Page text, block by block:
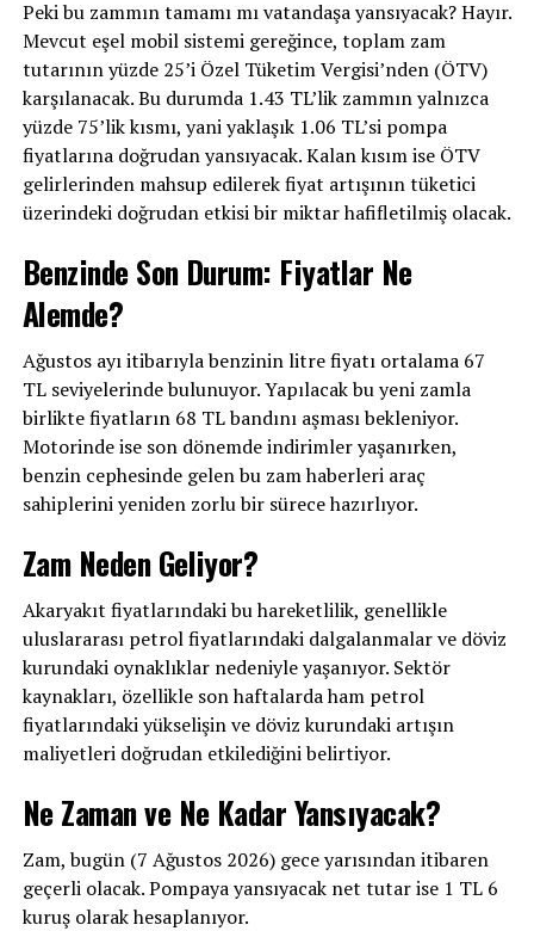
Peki bu zammın tamamı mı vatandaşa yansıyacak? Hayır.
Mevcut eşel mobil sistemi gereğince, toplam zam
tutarının yüzde 25’i Özel Tüketim Vergisi’nden (ÖTV)
karşılanacak. Bu durumda 1.43 TL’lik zammın yalnızca
yüzde 75’lik kısmı, yani yaklaşık 1.06 TL’si pompa
fiyatlarına doğrudan yansıyacak. Kalan kısım ise ÖTV
gelirlerinden mahsup edilerek fiyat artışının tüketici
üzerindeki doğrudan etkisi bir miktar hafifletilmiş olacak.
Benzinde Son Durum: Fiyatlar Ne
Alemde?
Ağustos ayı itibarıyla benzinin litre fiyatı ortalama 67
TL seviyelerinde bulunuyor. Yapılacak bu yeni zamla
birlikte fiyatların 68 TL bandını aşması bekleniyor.
Motorinde ise son dönemde indirimler yaşanırken,
benzin cephesinde gelen bu zam haberleri araç
sahiplerini yeniden zorlu bir sürece hazırlıyor.
Zam Neden Geliyor?
Akaryakıt fiyatlarındaki bu hareketlilik, genellikle
uluslararası petrol fiyatlarındaki dalgalanmalar ve döviz
kurundaki oynaklıklar nedeniyle yaşanıyor. Sektör
kaynakları, özellikle son haftalarda ham petrol
fiyatlarındaki yükselişin ve döviz kurundaki artışın
maliyetleri doğrudan etkilediğini belirtiyor.
Ne Zaman ve Ne Kadar Yansıyacak?
Zam, bugün (7 Ağustos 2026) gece yarısından itibaren
geçerli olacak. Pompaya yansıyacak net tutar ise 1 TL 6
kuruş olarak hesaplanıyor.